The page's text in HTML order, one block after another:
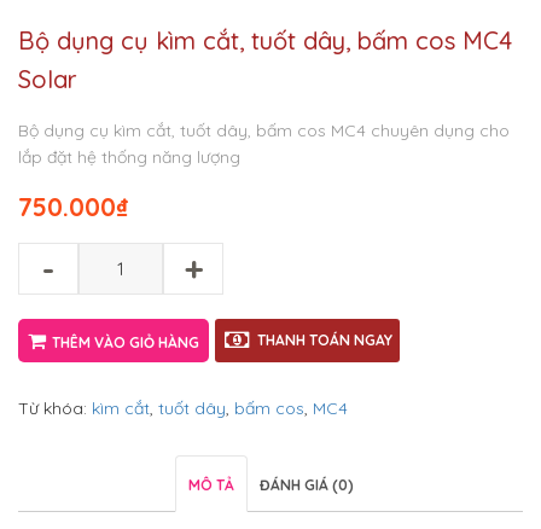
Bộ dụng cụ kìm cắt, tuốt dây, bấm cos MC4
Solar
Bộ dụng cụ kìm cắt, tuốt dây, bấm cos MC4 chuyên dụng cho
lắp đặt hệ thống năng lượng
₫
750.000
- +
THÊM VÀO GIỎ HÀNG THANH TOÁN NGAY
Từ khóa: kìm cắt, tuốt dây, bấm cos, MC4
MÔ TẢ ĐÁNH GIÁ (0)